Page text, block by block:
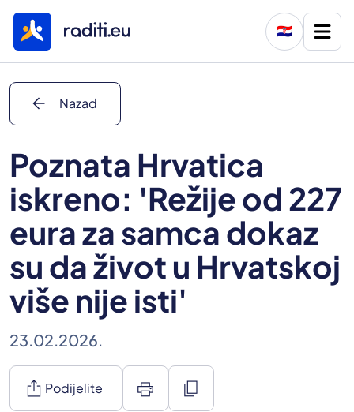
🇭🇷
arrow_back Nazad
Poznata Hrvatica
iskreno: 'Režije od 227
eura za samca dokaz
su da život u Hrvatskoj
više nije isti'
23.02.2026.
ios_share Podijelite print content_copy